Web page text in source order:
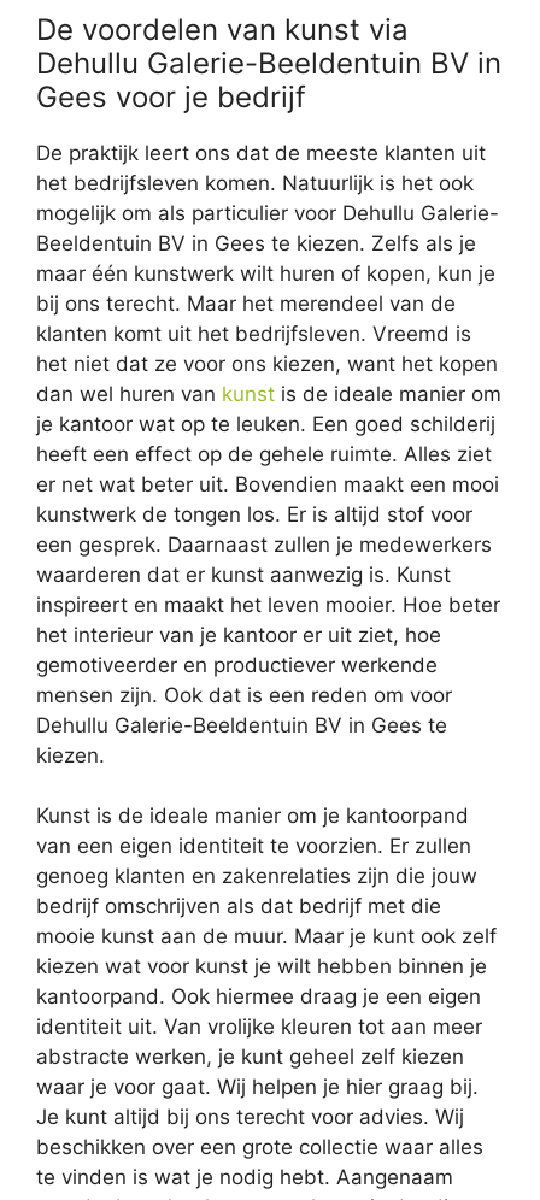
De voordelen van kunst via
Dehullu Galerie-Beeldentuin BV in
Gees voor je bedrijf
De praktijk leert ons dat de meeste klanten uit
het bedrijfsleven komen. Natuurlijk is het ook
mogelijk om als particulier voor Dehullu Galerie-
Beeldentuin BV in Gees te kiezen. Zelfs als je
maar één kunstwerk wilt huren of kopen, kun je
bij ons terecht. Maar het merendeel van de
klanten komt uit het bedrijfsleven. Vreemd is
het niet dat ze voor ons kiezen, want het kopen
dan wel huren van kunst is de ideale manier om
je kantoor wat op te leuken. Een goed schilderij
heeft een effect op de gehele ruimte. Alles ziet
er net wat beter uit. Bovendien maakt een mooi
kunstwerk de tongen los. Er is altijd stof voor
een gesprek. Daarnaast zullen je medewerkers
waarderen dat er kunst aanwezig is. Kunst
inspireert en maakt het leven mooier. Hoe beter
het interieur van je kantoor er uit ziet, hoe
gemotiveerder en productiever werkende
mensen zijn. Ook dat is een reden om voor
Dehullu Galerie-Beeldentuin BV in Gees te
kiezen.
Kunst is de ideale manier om je kantoorpand
van een eigen identiteit te voorzien. Er zullen
genoeg klanten en zakenrelaties zijn die jouw
bedrijf omschrijven als dat bedrijf met die
mooie kunst aan de muur. Maar je kunt ook zelf
kiezen wat voor kunst je wilt hebben binnen je
kantoorpand. Ook hiermee draag je een eigen
identiteit uit. Van vrolijke kleuren tot aan meer
abstracte werken, je kunt geheel zelf kiezen
waar je voor gaat. Wij helpen je hier graag bij.
Je kunt altijd bij ons terecht voor advies. Wij
beschikken over een grote collectie waar alles
te vinden is wat je nodig hebt. Aangenaam